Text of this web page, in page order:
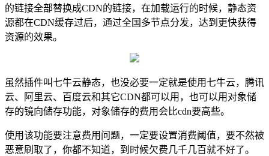
的链接全部替换成CDN的链接，在加载运行的时候，静态资
源都在CDN缓存过后，通过全国多节点分发，达到更快获得
资源的效果。
虽然插件叫七牛云静态，也没必要一定就是使用七牛云，腾讯
云、阿里云、百度云和其它CDN都可以用，也可以用对象储
存的镜向储存功能，对象储存的费用会比cdn要高些。
使用该功能要注意费用问题，一定要设置消费阈值，要不然被
恶意刷取了，你都不知道，到时候欠费几千几百就不好了。